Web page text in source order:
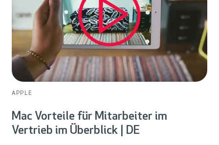
APPLE
Mac Vorteile für Mitarbeiter im
Vertrieb im Überblick | DE